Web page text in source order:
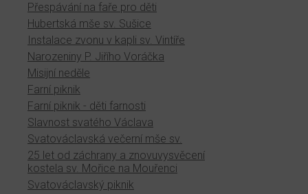
Přespávání na faře pro děti
Hubertská mše sv. Sušice
Instalace zvonu v kapli sv. Vintíře
Narozeniny P. Jiřího Voráčka
Misijní neděle
Farní piknik
Farní piknik - děti farnosti
Slavnost svatého Václava
Svatováclavská večerní mše sv.
25 let od záchrany a znovuvysvěcení
kostela sv. Mořice na Mouřenci
Svatováclavský piknik